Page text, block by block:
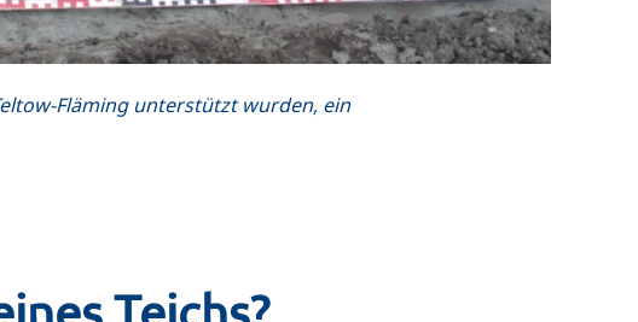
Fläming unterstützt wurden, ein